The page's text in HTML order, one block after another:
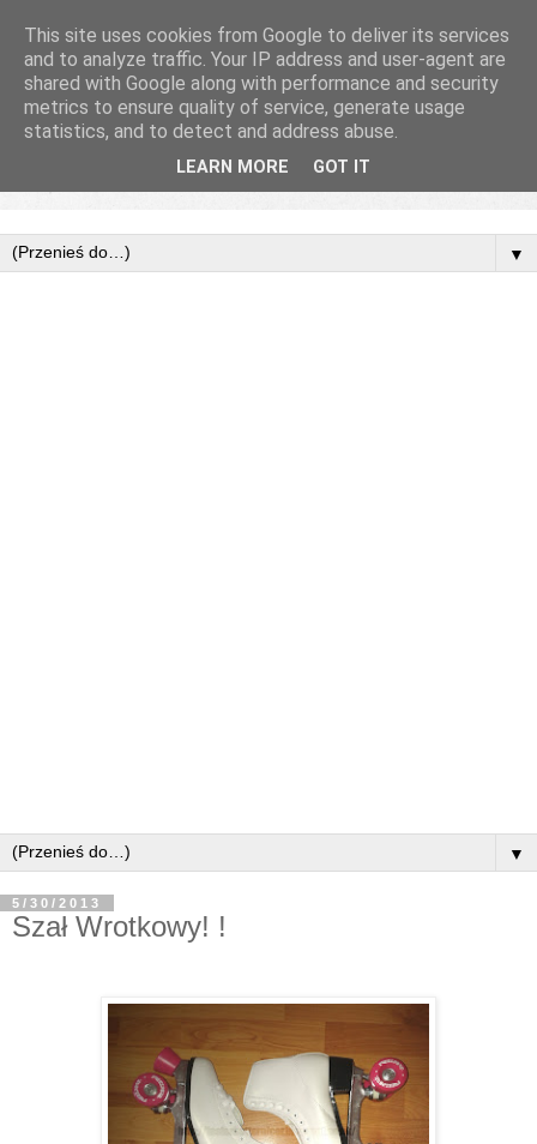
▼
▼
5/30/2013
Szał Wrotkowy! !
This site uses cookies from Google to deliver its services
and to analyze traffic. Your IP address and user-agent are
shared with Google along with performance and security
metrics to ensure quality of service, generate usage
statistics, and to detect and address abuse.
LEARN MORE GOT IT